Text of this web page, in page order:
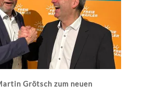
Grötsch zum neuen